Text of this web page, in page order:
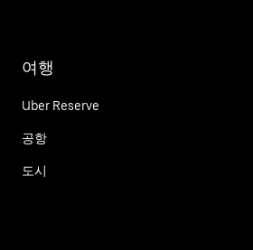
여행
Uber Reserve
공항
도시